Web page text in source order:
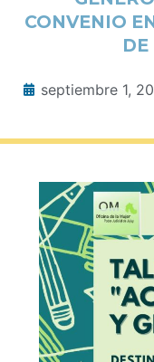
CONVENIO
septiembre 1,